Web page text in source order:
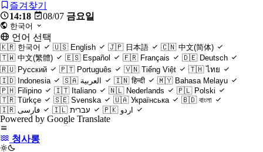
즐겨찾기
14:18
08/07 금요일
한국어
언어 선택
🇰🇷 한국어 🇺🇸 English 🇯🇵 日本語 🇨🇳 中文(简体)
🇹🇼 中文(繁體) 🇪🇸 Español 🇫🇷 Français 🇩🇪 Deutsch
🇷🇺 Русский 🇵🇹 Português 🇻🇳 Tiếng Việt 🇹🇭 ไทย
🇮🇩 Indonesia 🇸🇦 العربية 🇮🇳 हिन्दी 🇲🇾 Bahasa Melayu
🇵🇭 Filipino 🇮🇹 Italiano 🇳🇱 Nederlands 🇵🇱 Polski
🇹🇷 Türkçe 🇸🇪 Svenska 🇺🇦 Українська 🇧🇩 বাংলা
🇮🇷 فارسی 🇮🇱 עברית 🇵🇰 اردو
Powered by Google Translate
청사롱